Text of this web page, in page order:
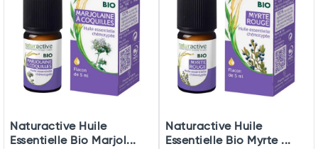
Naturactive Huile
Essentielle Bio Marjol...
Naturactive Huile
Essentielle Bio Myrte ...